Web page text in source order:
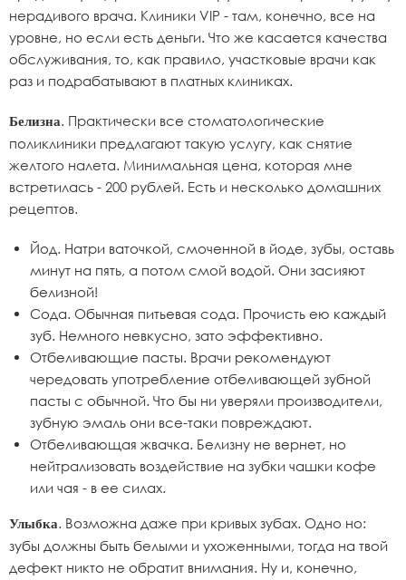
нерадивого врача. Клиники VIP - там, конечно, все на
уровне, но если есть деньги. Что же касается качества
обслуживания, то, как правило, участковые врачи как
раз и подрабатывают в платных клиниках.
Белизна. Практически все стоматологические
поликлиники предлагают такую услугу, как снятие
желтого налета. Минимальная цена, которая мне
встретилась - 200 рублей. Есть и несколько домашних
рецептов.
Йод. Натри ваточкой, смоченной в йоде, зубы, оставь
минут на пять, а потом смой водой. Они засияют
белизной!
Сода. Обычная питьевая сода. Прочисть ею каждый
зуб. Немного невкусно, зато эффективно.
Отбеливающие пасты. Врачи рекомендуют
чередовать употребление отбеливающей зубной
пасты с обычной. Что бы ни уверяли производители,
зубную эмаль они все-таки повреждают.
Отбеливающая жвачка. Белизну не вернет, но
нейтрализовать воздействие на зубки чашки кофе
или чая - в ее силах.
Улыбка. Возможна даже при кривых зубах. Одно но:
зубы должны быть белыми и ухоженными, тогда на твой
дефект никто не обратит внимания. Ну и, конечно,